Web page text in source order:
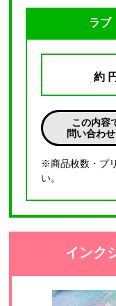
ラブ
約
この内容
問い合わ
※商品枚数・プ
い。
インク